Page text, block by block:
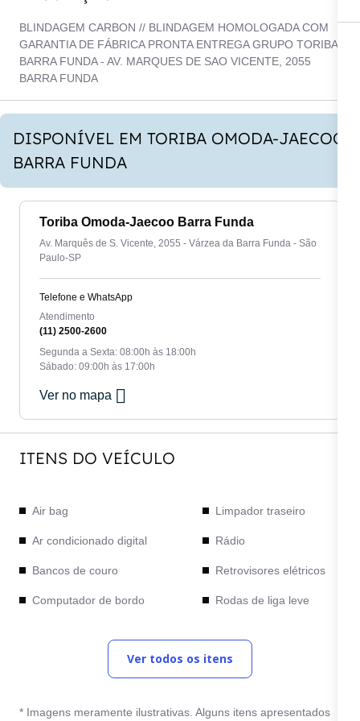
BLINDAGEM CARBON // BLINDAGEM HOMOLOGADA COM
GARANTIA DE FÁBRICA PRONTA ENTREGA GRUPO TORIBA
BARRA FUNDA - AV. MARQUES DE SAO VICENTE, 2055
BARRA FUNDA
DISPONÍVEL EM TORIBA OMODA-JAECOO
BARRA FUNDA
Toriba Omoda-Jaecoo Barra Funda
Av. Marquês de S. Vicente, 2055 - Várzea da Barra Funda - São
Paulo-SP
Telefone e WhatsApp
Atendimento
(11) 2500-2600
Segunda a Sexta: 08:00h às 18:00h
Sábado: 09:00h às 17:00h
Ver no mapa
ITENS DO VEÍCULO
Air bag
Ar condicionado digital
Bancos de couro
Computador de bordo
Limpador traseiro
Rádio
Retrovisores elétricos
Rodas de liga leve
Travas elétricas
Ver todos os itens
* Imagens meramente ilustrativas. Alguns itens apresentados